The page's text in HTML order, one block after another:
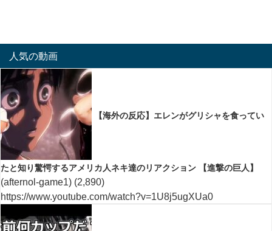
人気の動画
【海外の反応】エレンがグリシャを食ってい
たと知り驚愕するアメリカ人ネキ達のリアクション 【進撃の巨人】
(afternol-game1) (2,890)
https://www.youtube.com/watch?v=1U8j5ugXUa0